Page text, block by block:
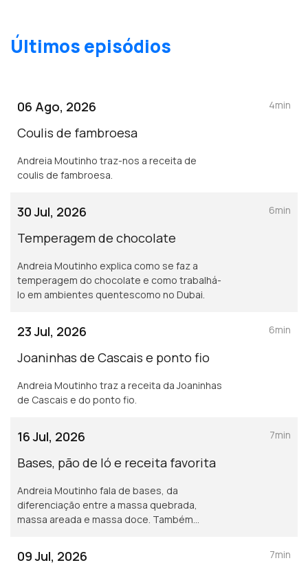
Últimos episódios
06 Ago, 2026
Coulis de fambroesa
Andreia Moutinho traz-nos a receita de
coulis de fambroesa.
4min
30 Jul, 2026
Temperagem de chocolate
Andreia Moutinho explica como se faz a
temperagem do chocolate e como trabalhá-
lo em ambientes quentescomo no Dubai.
6min
23 Jul, 2026
Joaninhas de Cascais e ponto fio
Andreia Moutinho traz a receita da Joaninhas
de Cascais e do ponto fio.
6min
16 Jul, 2026
Bases, pão de ló e receita favorita
Andreia Moutinho fala de bases, da
diferenciação entre a massa quebrada,
massa areada e massa doce. Também
7min
09 Jul, 2026
7min